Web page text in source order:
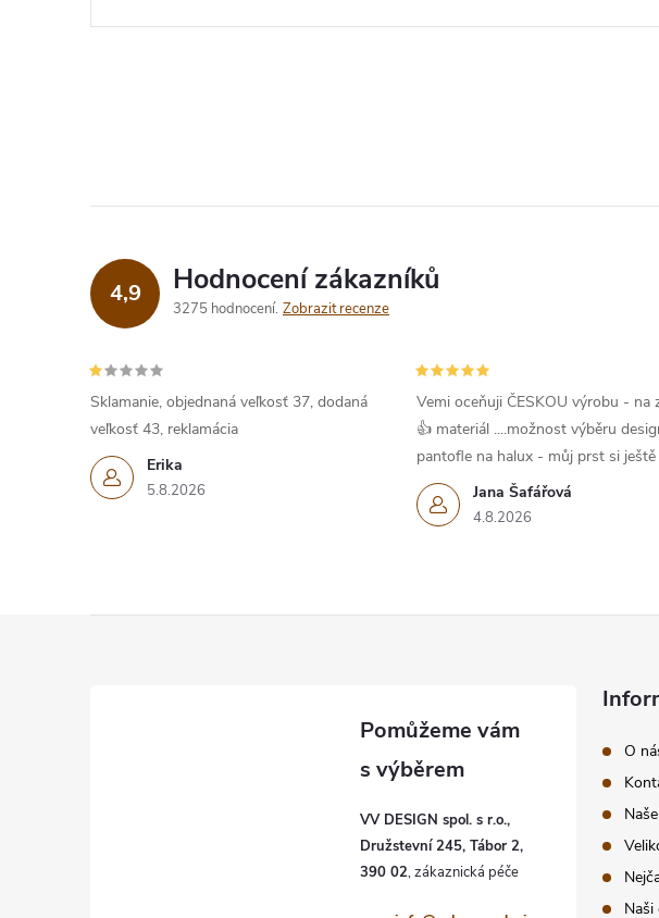
4,9 Hodnocení zákazníků
3275 hodnocení Zobrazit recenze
Erika
5.8.2026
Sklamanie, objednaná veľkosť 37, dodaná
veľkosť 43, reklamácia
Jana Šafářová
4.8.2026
Vemi oceňuji ČESKOU výrobu - na
👍 materiál ....možnost výběru
pantofle na halux - můj prst si ještě
VV DESIGN spol. s r.o.,
Družstevní 245, Tábor 2,
390 02
O
Naši